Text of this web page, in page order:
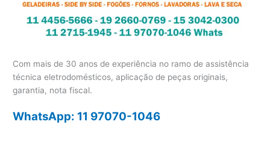
Com mais de 30 anos de experiência no ramo de assistência
técnica eletrodomésticos, aplicação de peças originais,
garantia, nota fiscal.
WhatsApp: 11 97070-1046